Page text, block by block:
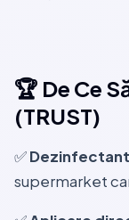
🏆 De Ce
(TRUST)
✅
supermarket